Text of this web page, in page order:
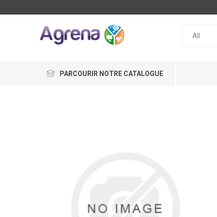
PARCOURIR NOTRE CATALOGUE